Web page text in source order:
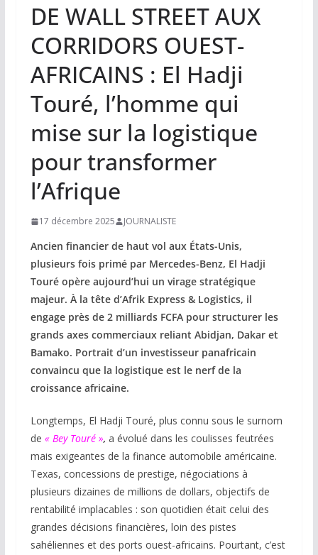
DE WALL STREET AUX
CORRIDORS OUEST-
AFRICAINS : El Hadji
Touré, l’homme qui
mise sur la logistique
pour transformer
l’Afrique
17 décembre 2025 JOURNALISTE
Ancien financier de haut vol aux États-Unis,
plusieurs fois primé par Mercedes-Benz, El Hadji
Touré opère aujourd’hui un virage stratégique
majeur. À la tête d’Afrik Express & Logistics, il
engage près de 2 milliards FCFA pour structurer les
grands axes commerciaux reliant Abidjan, Dakar et
Bamako. Portrait d’un investisseur panafricain
convaincu que la logistique est le nerf de la
croissance africaine.
Longtemps, El Hadji Touré, plus connu sous le surnom
de « Bey Touré », a évolué dans les coulisses feutrées
mais exigeantes de la finance automobile américaine.
Texas, concessions de prestige, négociations à
plusieurs dizaines de millions de dollars, objectifs de
rentabilité implacables : son quotidien était celui des
grandes décisions financières, loin des pistes
sahéliennes et des ports ouest-africains. Pourtant, c’est